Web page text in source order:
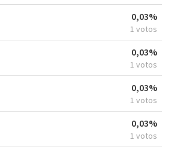
0,03%
1 votos
0,03%
1 votos
0,03%
1 votos
0,03%
1 votos